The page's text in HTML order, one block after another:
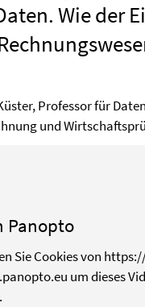
Wie der
Professor für
und
Panopto
Sie Cookies von
um dieses